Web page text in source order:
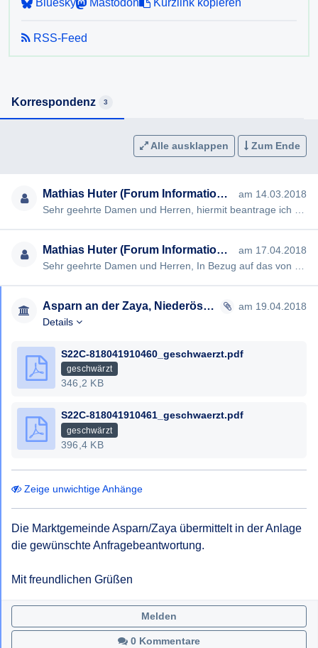
Landtagswahlordnung trafen bei der Gemeinde ein? Wie
vielen dieser Anträge wurde stattgegeben?
AuskunftsG die Auskunft möglichst rasch, spätestens aber
Auskunftsersuchens erteilt werden muss. Kann die Auskunft
Auskunftsersuchen innerhalb dieser Frist nicht entsprochen,
so ist dies in der Information zu begründen.
Für den Fall, dass Sie die begehrte Auskunft nicht oder
beantrage ich bereits jetzt die Ausstellung eines negativen
Bescheides gem § 6 NÖ AuskunftsG.
Mit freundlichen Grüßen,
Bluesky
Mastodon Kurzlink kopieren
RSS-Feed
Korrespondenz 3
Alle ausklappen Zum Ende
Mathias Huter (Forum Informationsfreiheit)
am 14.03.2018
Mathias Huter (Forum Informationsfreiheit)
am 17.04.2018
Asparn an der Zaya, Niederösterreich
am 19.04.2018
Details
S22C-818041910460_geschwaerzt.pdf
geschwärzt
346,2 KB
S22C-818041910461_geschwaerzt.pdf
geschwärzt
396,4 KB
Zeige unwichtige Anhänge
Die Marktgemeinde Asparn/Zaya übermittelt in der Anlage
die gewünschte Anfragebeantwortung.
Mit freundlichen Grüßen
0 Kommentare
Melden